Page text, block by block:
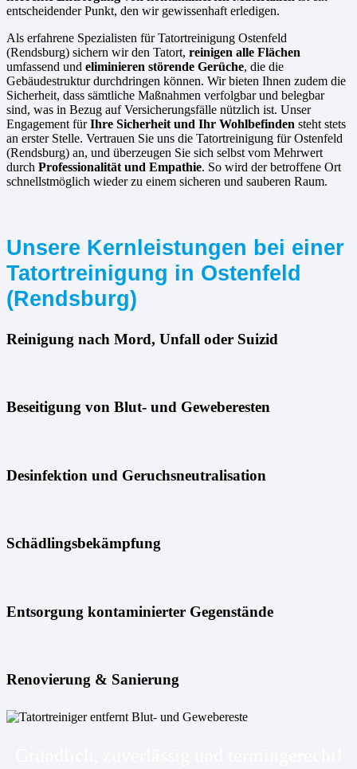
entscheidender Punkt, den wir gewissenhaft erledigen.
Als erfahrene Spezialisten für Tatortreinigung Ostenfeld
(Rendsburg) sichern wir den Tatort, reinigen alle Flächen
umfassend und eliminieren störende Gerüche, die die
Gebäudestruktur durchdringen können. Wir bieten Ihnen zudem die
Sicherheit, dass sämtliche Maßnahmen verfolgbar und belegbar
sind, was in Bezug auf Versicherungsfälle nützlich ist. Unser
Engagement fürIhre Sicherheit und Ihr Wohlbefinden steht stets
an erster Stelle. Vertrauen Sie uns die Tatortreinigung für Ostenfeld
(Rendsburg) an, und überzeugen Sie sich selbst vom Mehrwert
durch Professionalität und Empathie. So wird der betroffene Ort
schnellstmöglich wieder zu einem sicheren und sauberen Raum.
Unsere Kernleistungen bei einer
Tatortreinigung in Ostenfeld
(Rendsburg)
Reinigung nach Mord, Unfall oder Suizid
Beseitigung von Blut- und Geweberesten
Desinfektion und Geruchsneutralisation
Schädlingsbekämpfung
Entsorgung kontaminierter Gegenstände
Renovierung & Sanierung